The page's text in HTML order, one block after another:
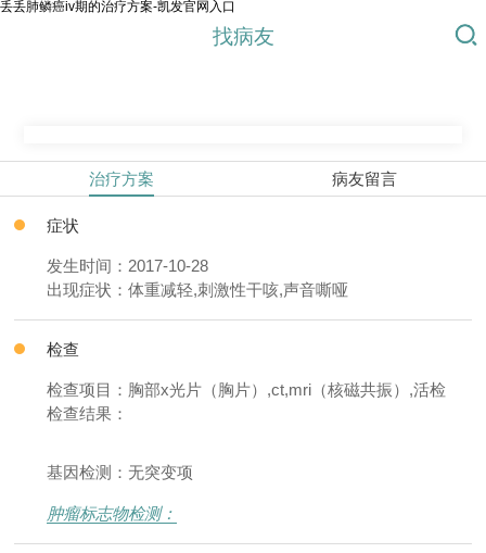
丢丢肺鳞癌iv期的治疗方案-凯发官网入口
找病友
治疗方案 病友留言
症状
发生时间：2017-10-28
出现症状：体重减轻,刺激性干咳,声音嘶哑
检查
检查项目：胸部x光片（胸片）,ct,mri（核磁共振）,活检
检查结果：
基因检测：无突变项
肿瘤标志物检测：